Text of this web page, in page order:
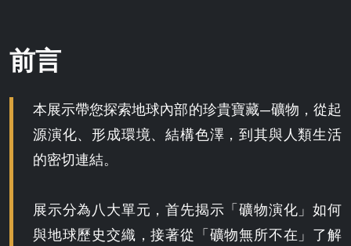
地
瑰
寶
常
前言
本展示帶您探索地球內部的珍貴寶藏—礦物，從起
源演化、形成環境、結構色澤，到其與人類生活
的密切連結。
展示分為八大單元，首先揭示「礦物演化」如何
與地球歷史交織，接著從「礦物無所不在」了解